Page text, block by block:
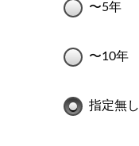
〜5年
〜10年
指定無し